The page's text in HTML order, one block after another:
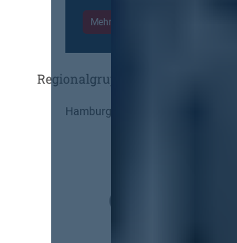
Mehr Informationen
Regionalgruppen
Hamburg